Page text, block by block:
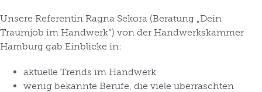
Unsere Referentin Ragna Sekora (Beratung „Dein
Traumjob im Handwerk“) von der Handwerkskammer
Hamburg gab Einblicke in:
aktuelle Trends im Handwerk
wenig bekannte Berufe, die viele überraschten